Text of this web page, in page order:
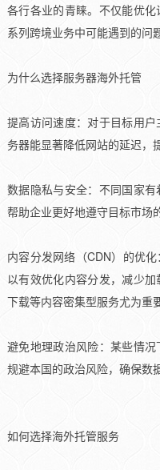
各行各业的青睐。不仅能优
系列跨境业务中可能遇到的问
为什么选择服务器海外托管
提高访问速度：对于目标用
务器能显著降低网站的延迟，
数据隐私与安全：不同国家
帮助企业更好地遵守目标市场
内容分发网络（CDN）的优
以有效优化内容分发，减少
下载等内容密集型服务尤为重要
避免地理政治风险：某些情
规避本国的政治风险，确保数
如何选择海外托管服务